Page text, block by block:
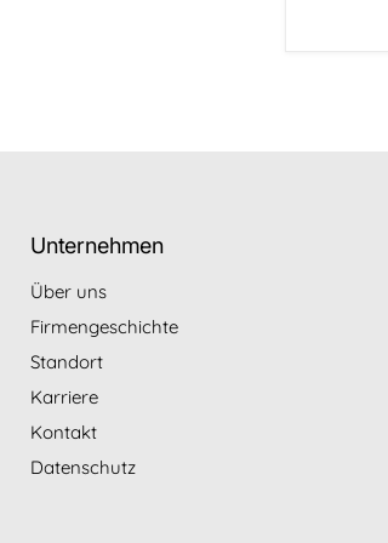
Unternehmen
Über uns
Firmengeschichte
Standort
Karriere
Kontakt
Datenschutz